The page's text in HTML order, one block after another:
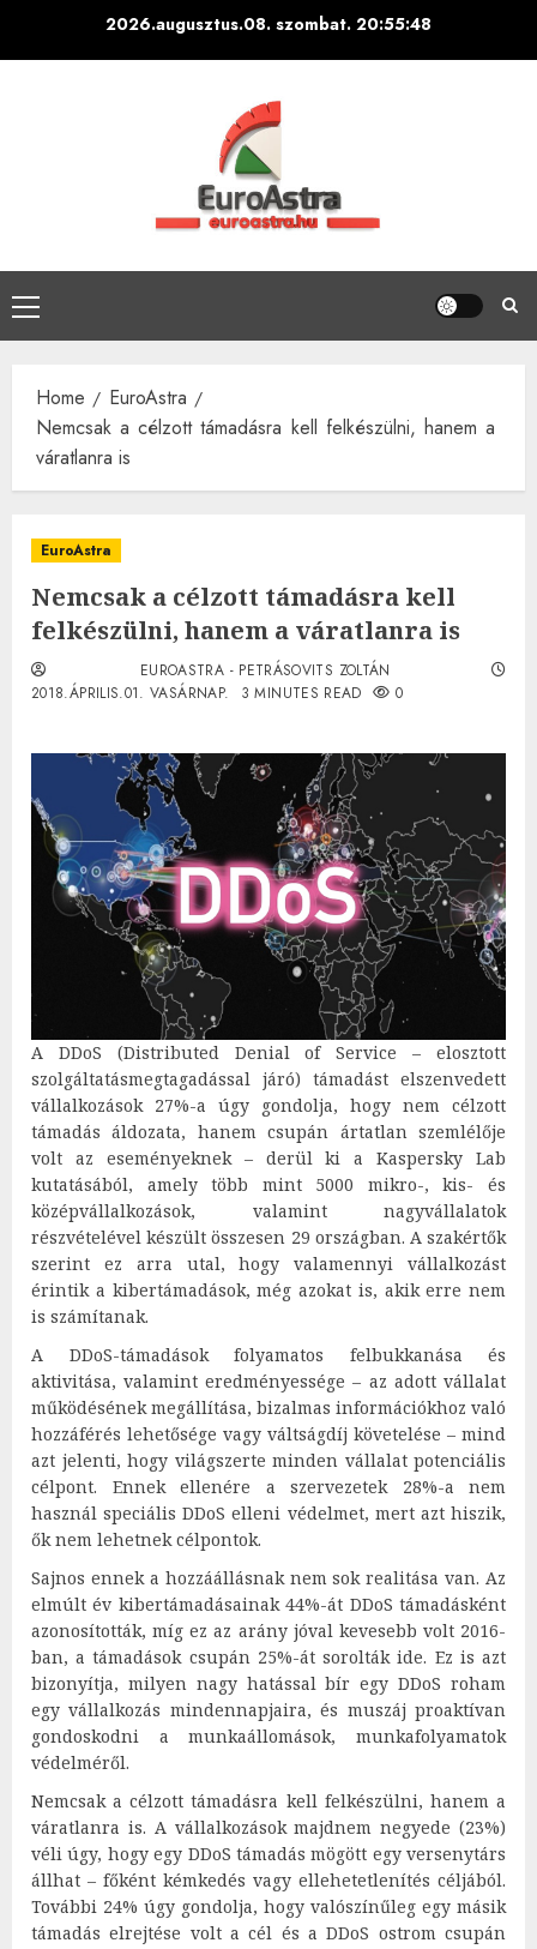
2026.augusztus.08. szombat. 20:55:49
Primary
Menu
Home
EuroAstra
Nemcsak a célzott támadásra kell felkészülni, hanem a
váratlanra is
EuroAstra
Nemcsak a célzott támadásra kell
felkészülni, hanem a váratlanra is
EUROASTRA - PETRÁSOVITS ZOLTÁN
2018.ÁPRILIS.01. VASÁRNAP.
3 MINUTES READ 0
A DDoS (Distributed Denial of Service – elosztott
szolgáltatásmegtagadással járó) támadást elszenvedett
vállalkozások 27%-a úgy gondolja, hogy nem célzott
támadás áldozata, hanem csupán ártatlan szemlélője
volt az eseményeknek – derül ki a Kaspersky Lab
kutatásából, amely több mint 5000 mikro-, kis- és
középvállalkozások, valamint nagyvállalatok
részvételével készült összesen 29 országban. A szakértők
szerint ez arra utal, hogy valamennyi vállalkozást
érintik a kibertámadások, még azokat is, akik erre nem
is számítanak.
A DDoS-támadások folyamatos felbukkanása és
aktivitása, valamint eredményessége – az adott vállalat
működésének megállítása, bizalmas információkhoz való
hozzáférés lehetősége vagy váltságdíj követelése – mind
azt jelenti, hogy világszerte minden vállalat potenciális
célpont. Ennek ellenére a szervezetek 28%-a nem
használ speciális DDoS elleni védelmet, mert azt hiszik,
ők nem lehetnek célpontok.
Sajnos ennek a hozzáállásnak nem sok realitása van. Az
elmúlt év kibertámadásainak 44%-át DDoS támadásként
azonosították, míg ez az arány jóval kevesebb volt 2016-
ban, a támadások csupán 25%-át sorolták ide. Ez is azt
bizonyítja, milyen nagy hatással bír egy DDoS roham
egy vállalkozás mindennapjaira, és muszáj proaktívan
gondoskodni a munkaállomások, munkafolyamatok
védelméről.
Nemcsak a célzott támadásra kell felkészülni, hanem a
váratlanra is. A vállalkozások majdnem negyede (23%)
véli úgy, hogy egy DDoS támadás mögött egy versenytárs
állhat – főként kémkedés vagy ellehetetlenítés céljából.
További 24% úgy gondolja, hogy valószínűleg egy másik
támadás elrejtése volt a cél és a DDoS ostrom csupán